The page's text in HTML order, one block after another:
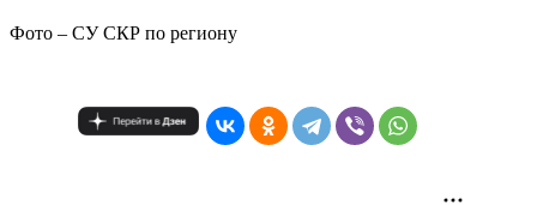
Фото – СУ СКР по региону